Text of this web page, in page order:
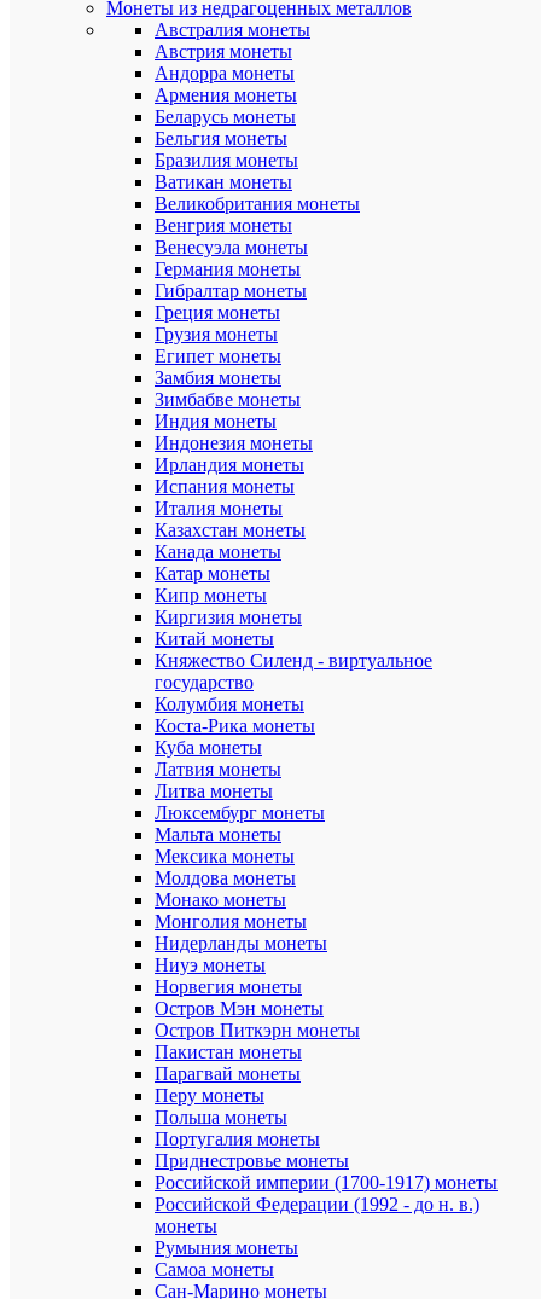
Монеты из недрагоценных металлов
Австралия монеты
Австрия монеты
Андорра монеты
Армения монеты
Беларусь монеты
Бельгия монеты
Бразилия монеты
Ватикан монеты
Великобритания монеты
Венгрия монеты
Венесуэла монеты
Германия монеты
Гибралтар монеты
Греция монеты
Грузия монеты
Египет монеты
Замбия монеты
Зимбабве монеты
Индия монеты
Индонезия монеты
Ирландия монеты
Испания монеты
Италия монеты
Казахстан монеты
Канада монеты
Катар монеты
Кипр монеты
Киргизия монеты
Китай монеты
Княжество Силенд - виртуальное
государство
Колумбия монеты
Коста-Рика монеты
Куба монеты
Латвия монеты
Литва монеты
Люксембург монеты
Мальта монеты
Мексика монеты
Молдова монеты
Монако монеты
Монголия монеты
Нидерланды монеты
Ниуэ монеты
Норвегия монеты
Остров Мэн монеты
Остров Питкэрн монеты
Пакистан монеты
Парагвай монеты
Перу монеты
Польша монеты
Португалия монеты
Приднестровье монеты
Российской империи (1700-1917) монеты
Российской Федерации (1992 - до н. в.)
монеты
Румыния монеты
Самоа монеты
Сан-Марино монеты
Монета
посвящена